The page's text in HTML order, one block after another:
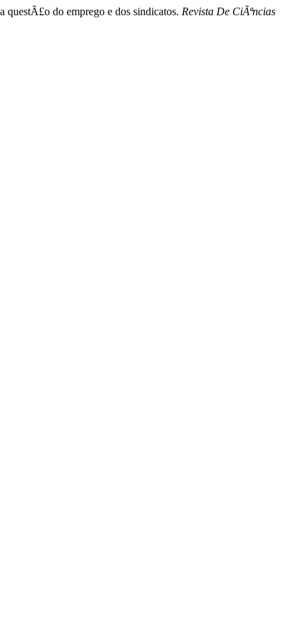
do emprego e dos sindicatos. Revista De CiÃªncias